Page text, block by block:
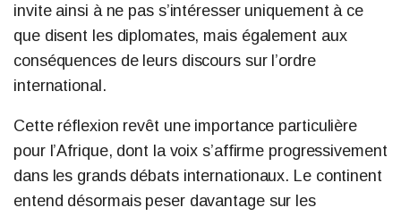
invite ainsi à ne pas s’intéresser uniquement à ce
que disent les diplomates, mais également aux
conséquences de leurs discours sur l’ordre
international.
Cette réflexion revêt une importance particulière
pour l’Afrique, dont la voix s’affirme progressivement
dans les grands débats internationaux. Le continent
entend désormais peser davantage sur les